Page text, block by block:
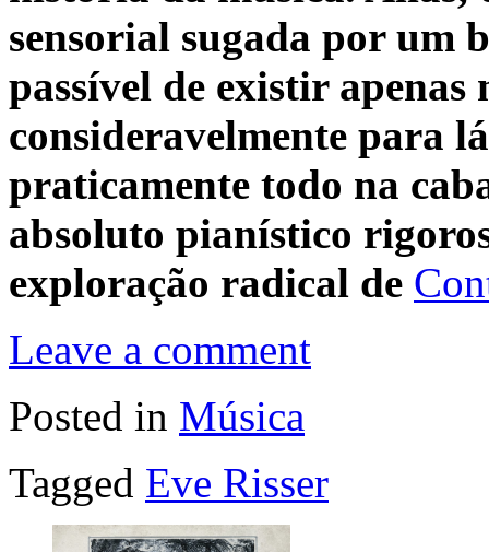
sensorial sugada por um
passível de existir
consideravelmente para
praticamente todo na
absoluto pianístico
exploração radical de
Leave a comment
Posted in Música
Tagged Eve Risser